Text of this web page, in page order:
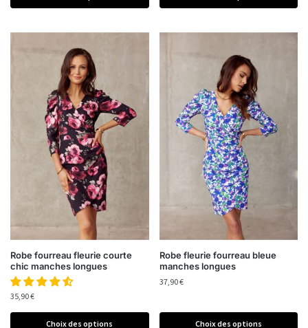
Robe fourreau fleurie courte
chic manches longues
35,90€
Choix des options
Robe fleurie fourreau bleue
manches longues
37,90€
Choix des options